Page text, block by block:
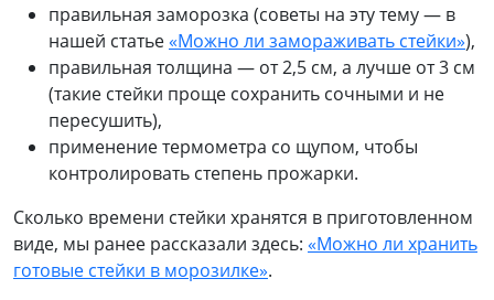
правильная заморозка (советы на эту тему — в
нашей статье«Можно ли замораживать стейки»),
правильная толщина — от 2,5 см, а лучше от 3 см
(такие стейки проще сохранить сочными и не
пересушить),
применение термометра со щупом, чтобы
контролировать степень прожарки.
Сколько времени стейки хранятся в приготовленном
виде, мы ранее рассказали здесь: «Можно ли хранить
готовые стейки в морозилке».